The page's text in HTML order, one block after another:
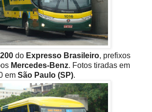
do Expresso Brasileiro, prefixos
Mercedes-Benz. Fotos tiradas em
em São Paulo (SP).